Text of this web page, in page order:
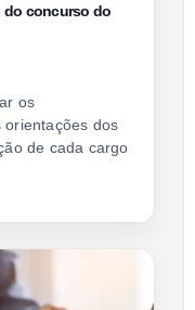
do concurso do
os
orientações dos
de cada cargo